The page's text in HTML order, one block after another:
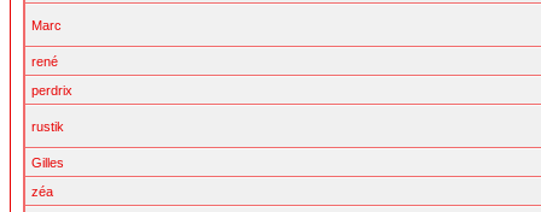
Marc
rené
perdrix
rustik
Gilles
zéa